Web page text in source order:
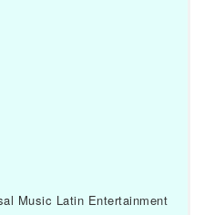
Music Latin Entertainment